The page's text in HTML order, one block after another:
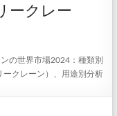
ークレー
の世界市場2024：種類別
ークレーン）、用途別分析